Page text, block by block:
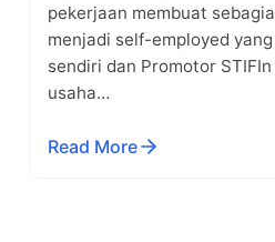
pekerjaan membuat
menjadi self-employed
sendiri dan Promotor
usaha…
Read More